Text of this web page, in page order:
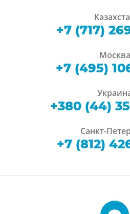
+7 (717)
Москва
+7 (495)
+380 (44)
Санкт-
+7 (812)